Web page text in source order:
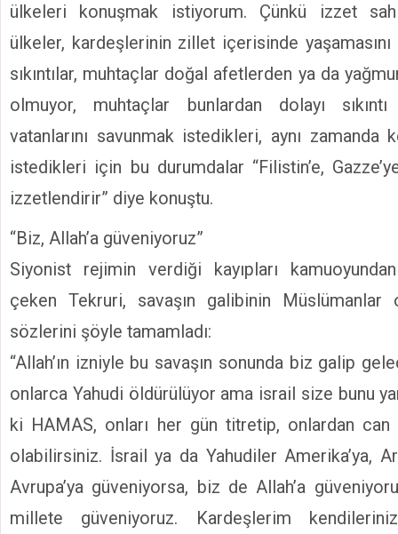
ülkeleri konuşmak istiyorum. Çünkü izzet
ülkeler, kardeşlerinin zillet içerisinde yaşamasını
sıkıntılar, muhtaçlar doğal afetlerden ya da
olmuyor, muhtaçlar bunlardan dolayı
vatanlarını savunmak istedikleri, aynı zamanda
istedikleri için bu durumdalar “Filistin’e,
izzetlendirir” diye konuştu.
“Biz, Allah’a güveniyoruz”
Siyonist rejimin verdiği kayıpları
çeken Tekruri, savaşın galibinin Müslümanlar
sözlerini şöyle tamamladı:
“Allah’ın izniyle bu savaşın sonunda biz galip
onlarca Yahudi öldürülüyor ama israil size bunu
ki HAMAS, onları her gün titretip, onlardan can
olabilirsiniz. İsrail ya da Yahudiler Amerika’ya,
Avrupa’ya güveniyorsa, biz de Allah’a
millete güveniyoruz. Kardeşlerim